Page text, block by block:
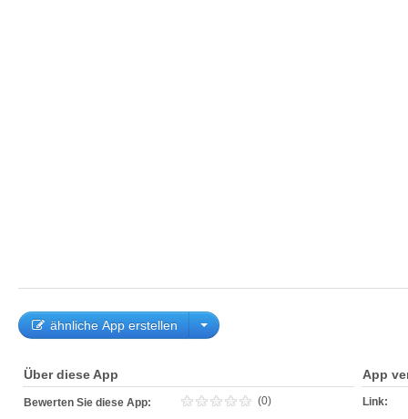
ähnliche App erstellen
Über diese App
Bewerten Sie diese App: (0)
App
Link: